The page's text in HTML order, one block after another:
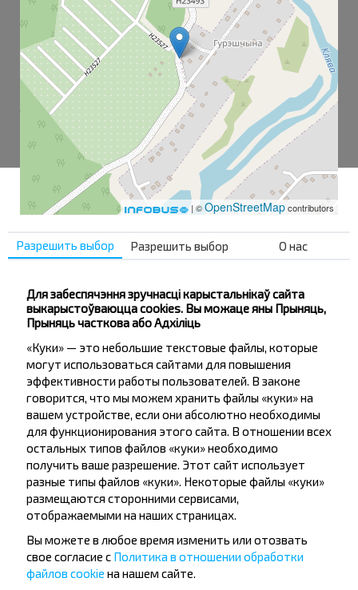
| ©OpenStreetMapcontributors
Гурещина-1
Гурещина-2
Жадаеце
падарожнічаць
танней?
Не прапусці спецыяльныя акцыі, зніжкі і іншыя
цікавыя прапановы INFOBUS. Падпішыся на
атрыманне навін і падарожнічай з намі танней!
Разрешить выбор Разрешить выбор О нас
Для забеспячэння зручнасці карыстальнікаў сайта
выкарыстоўваюцца cookies. Вы можаце яны Прыняць,
Прыняць часткова або Адхіліць
«Куки» — это небольшие текстовые файлы, которые
могут использоваться сайтами для повышения
эффективности работы пользователей. В законе
говорится, что мы можем хранить файлы «куки» на
вашем устройстве, если они абсолютно необходимы
для функционирования этого сайта. В отношении всех
остальных типов файлов «куки» необходимо
получить ваше разрешение. Этот сайт использует
разные типы файлов «куки». Некоторые файлы «куки»
размещаются сторонними сервисами,
отображаемыми на наших страницах.
Вы можете в любое время изменить или отозвать
свое согласие с Политика в отношении обработки
файлов cookie на нашем сайте.